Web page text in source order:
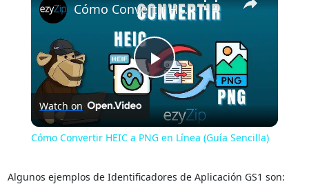
Play
Video
Cómo Convertir HEIC a PNG en Línea (Guía Sencilla)
Watch on
Cómo Convertir HEIC a PNG en Línea (Guía Sencilla)
Algunos ejemplos de Identificadores de Aplicación GS1 son: